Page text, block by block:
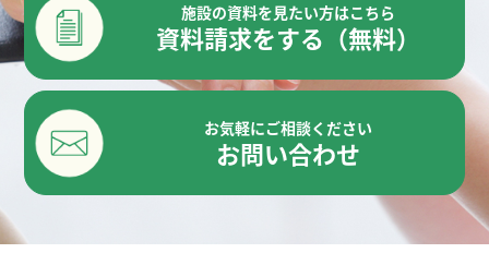
施設の資料を見たい方はこちら
資料請求をする（無料）
お気軽にご相談ください
お問い合わせ